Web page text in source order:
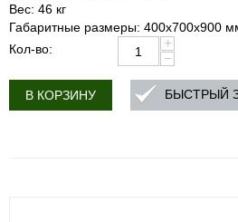
Вес: 46 кг
Габаритные размеры: 400x700x900
Кол-во:
+
−
В КОРЗИНУ БЫСТРЫЙ